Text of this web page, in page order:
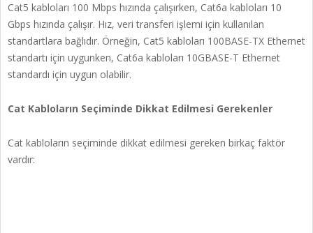
Cat5 kabloları 100 Mbps hızında çalışırken, Cat6a kabloları 10
Gbps hızında çalışır. Hız, veri transferi işlemi için kullanılan
standartlara bağlıdır. Örneğin, Cat5 kabloları 100BASE-TX Ethernet
standartı için uygunken, Cat6a kabloları 10GBASE-T Ethernet
standardı için uygun olabilir.
Cat Kabloların Seçiminde Dikkat Edilmesi Gerekenler
Cat kabloların seçiminde dikkat edilmesi gereken birkaç faktör
vardır: